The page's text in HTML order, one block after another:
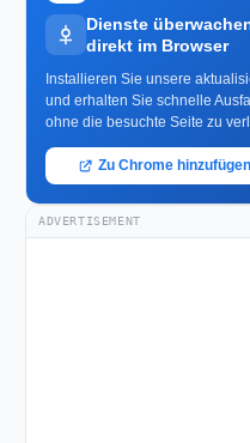
Dienste
direkt im Browser
Installieren Sie unsere
und erhalten Sie schnelle
ohne die besuchte Seite zu
Zu Chrome
ADVERTISEMENT